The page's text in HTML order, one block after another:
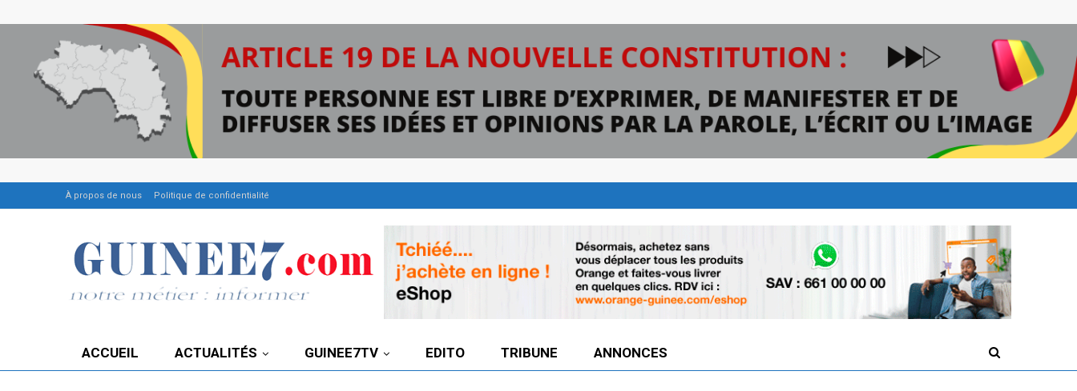
À propos de nous Politique de confidentialité
ACCUEIL ACTUALITÉS GUINEE7TV EDITO TRIBUNE ANNONCES